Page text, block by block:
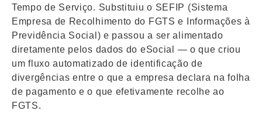
Tempo de Serviço. Substituiu o SEFIP (Sistema
Empresa de Recolhimento do FGTS e Informações à
Previdência Social) e passou a ser alimentado
diretamente pelos dados do eSocial — o que criou
um fluxo automatizado de identificação de
divergências entre o que a empresa declara na folha
de pagamento e o que efetivamente recolhe ao
FGTS.